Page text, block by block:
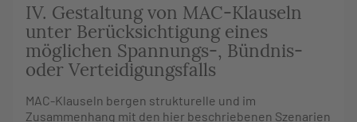
IV. Gestaltung von MAC-Klauseln
unter Berücksichtigung eines
möglichen Spannungs-, Bündnis-
oder Verteidigungsfalls
MAC-Klauseln bergen strukturelle und im
Zusammenhang mit den hier beschriebenen Szenarien